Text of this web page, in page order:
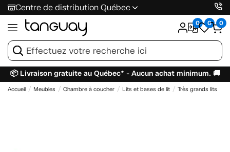
Centre de distribution Québec
0 0 0
📦 Livraison gratuite au Québec* - Aucun achat minimum. 🚚
Accueil Meubles Chambre à coucher Lits et bases de lit Très grands lits